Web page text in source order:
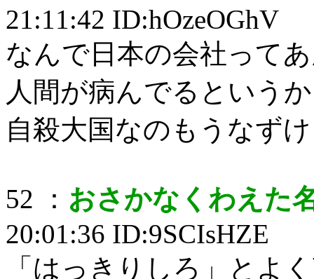
21:11:42 ID:hOzeOGhV
なんで日本の会社って
人間が病んでるという
自殺大国なのもうなず
52 ： おさかなくわえた
20:01:36 ID:9SCIsHZE
「はっきりしろ」とよ